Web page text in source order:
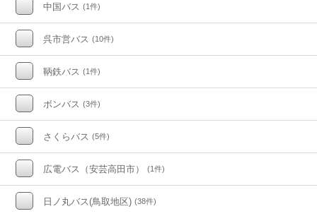
中国バス (1件)
呉市営バス (10件)
鞆鉄バス (1件)
ボンバス (3件)
さくらバス (5件)
広電バス（安芸高田市） (1件)
日ノ丸バス(鳥取地区) (38件)